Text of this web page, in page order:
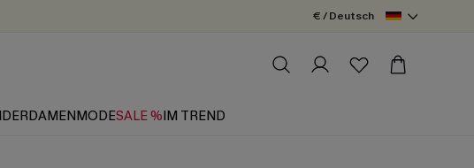
€ / Deutsch
DAMENMODESALE %IM TREND